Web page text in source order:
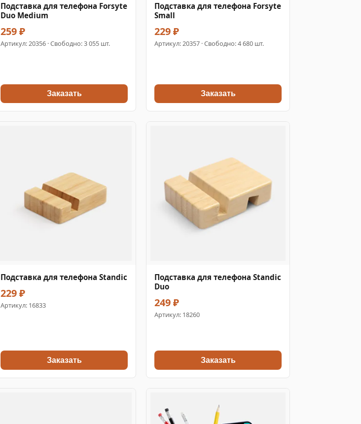
Подставка для телефона Forsyte
Duo Medium
259 ₽
Артикул: 20356 · Свободно: 3 055 шт.
Заказать
Подставка для телефона Forsyte
Small
229 ₽
Артикул: 20357 · Свободно: 4 680 шт.
Заказать
Подставка для телефона Standic
229 ₽
Артикул: 16833
Заказать
Подставка для телефона Standic
Duo
249 ₽
Артикул: 18260
Заказать